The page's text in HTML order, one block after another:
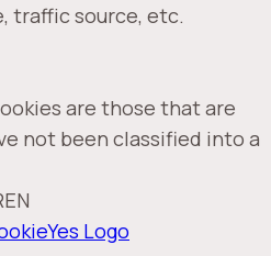
traffic source, etc.
are those that are
not been classified into a